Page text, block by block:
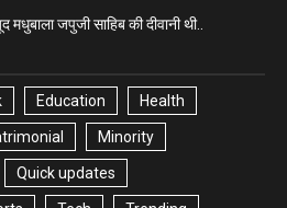
जपुजी साहिब की दीवानी थी..
Education Health
Minority
Quick updates